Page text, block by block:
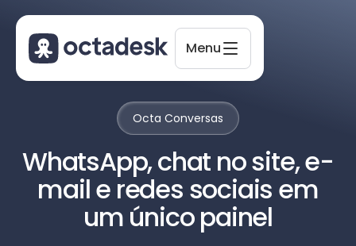
Menu
Octa Conversas
WhatsApp, chat no site, e-
mail e redes sociais em
um único painel
Octadesk
Online agora